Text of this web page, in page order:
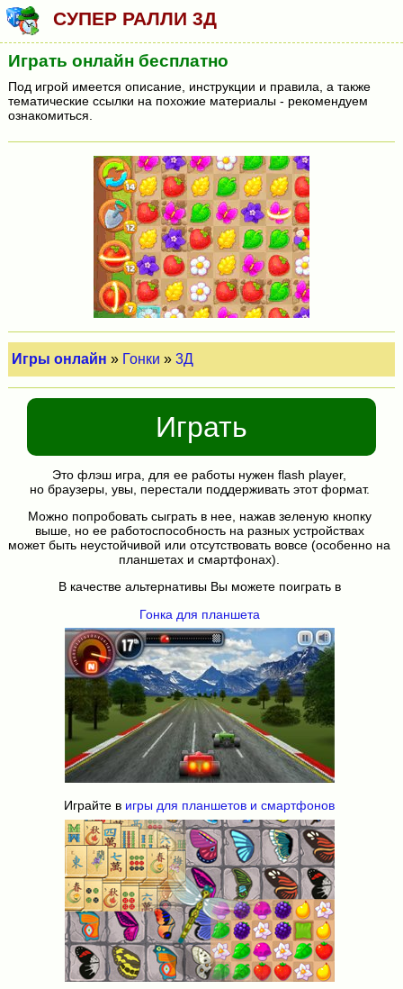
СУПЕР РАЛЛИ 3Д
Играть онлайн бесплатно
Под игрой имеется описание, инструкции и правила, а также
тематические ссылки на похожие материалы - рекомендуем
ознакомиться.
Игры онлайн » Гонки »3Д
Играть
Это флэш игра, для ее работы нужен flash player,
но браузеры, увы, перестали поддерживать этот формат.
Можно попробовать сыграть в нее, нажав зеленую кнопку
выше, но ее работоспособность на разных устройствах
может быть неустойчивой или отсутствовать вовсе (особенно на
планшетах и смартфонах).
В качестве альтернативы Вы можете поиграть в
Гонка для планшета
Играйте в игры для планшетов и смартфонов